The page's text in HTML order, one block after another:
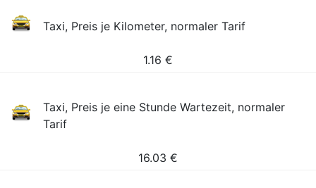
Taxi, Preis je Kilometer, normaler Tarif
1.16 €
Taxi, Preis je eine Stunde Wartezeit, normaler
Tarif
16.03 €